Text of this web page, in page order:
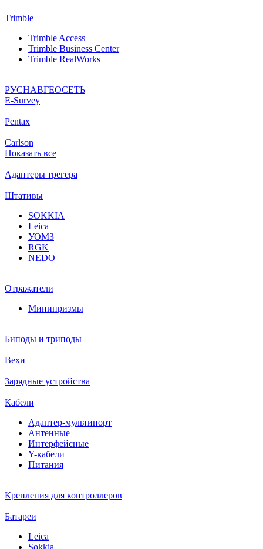
Trimble
Trimble Access
Trimble Business Center
Trimble RealWorks
РУСНАВГЕОСЕТЬ
Е-Survey
Pentax
Carlson
Показать все
Адаптеры трегера
Штативы
SOKKIA
Leica
УОМЗ
RGK
NEDO
Отражатели
Минипризмы
Биподы и триподы
Вехи
Зарядные устройства
Кабели
Адаптер-мультипорт
Антенные
Интерфейсные
Y-кабели
Питания
Крепления для контроллеров
Батареи
Leica
Sokkia